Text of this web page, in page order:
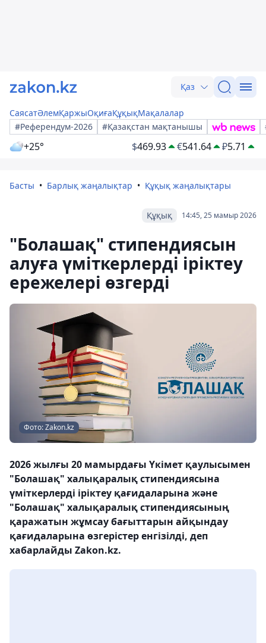
Қаз
СаясатӘлемҚаржыОқиғаҚұқықМақалалар
#Референдум-2026
#Қазақстан мақтанышы
+25° $469.93 €541.64 ₽5.71
Басты Барлық жаңалықтар Құқық жаңалықтары
14:45, 25 мамыр 2026
Құқық
"Болашақ" стипендиясын
алуға үміткерлерді іріктеу
ережелері өзгерді
Фото: Zakon.kz
2026 жылғы 20 мамырдағы Үкімет қаулысымен
"Болашақ" халықаралық стипендиясына
үміткерлерді іріктеу қағидаларына және
"Болашақ" халықаралық стипендиясының
қаражатын жұмсау бағыттарын айқындау
қағидаларына өзгерістер енгізілді, деп
хабарлайды Zakon.kz.